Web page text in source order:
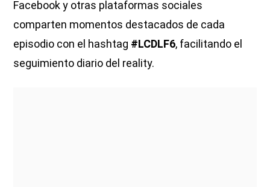
Facebook y otras plataformas sociales
comparten momentos destacados de cada
episodio con el hashtag #LCDLF6, facilitando el
seguimiento diario del reality.